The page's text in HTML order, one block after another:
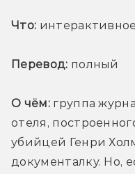
Что:
Перевод: полный
О чём: группа
отеля,
убийцей Генри
документалку. Но,